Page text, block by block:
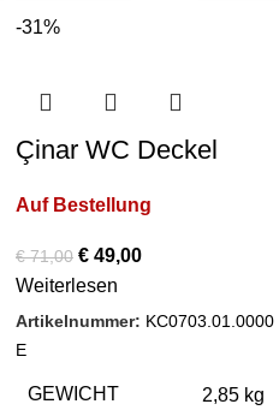
-31%
Çinar WC Deckel
Weiß
Auf Bestellung
€71,00 € 49,00
Weiterlesen
Artikelnummer: KC0703.01.0000
E
GEWICHT 2,85 kg